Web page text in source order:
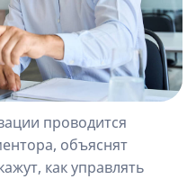
проводится
объяснят
как управлять